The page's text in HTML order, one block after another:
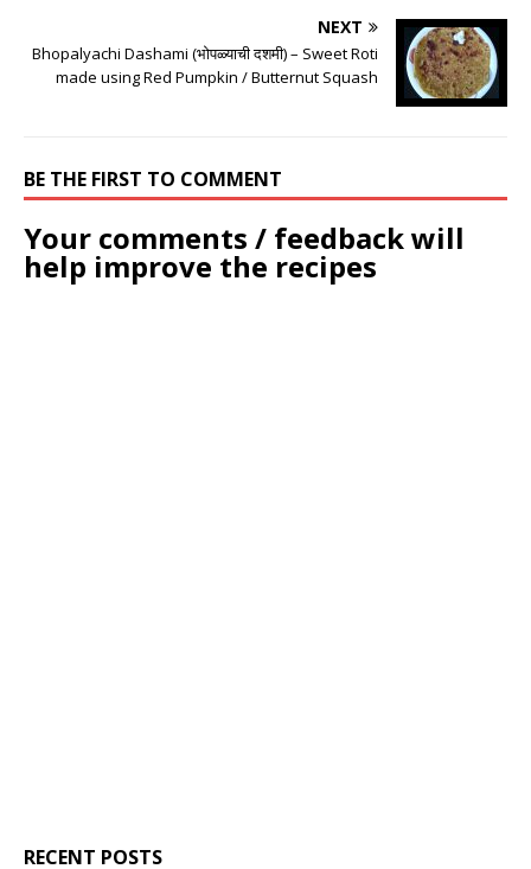
NEXT
Bhopalyachi Dashami (भोपळ्याची दशमी) – Sweet Roti
made using Red Pumpkin / Butternut Squash
BE THE FIRST TO COMMENT
Your comments / feedback will
help improve the recipes
RECENT POSTS